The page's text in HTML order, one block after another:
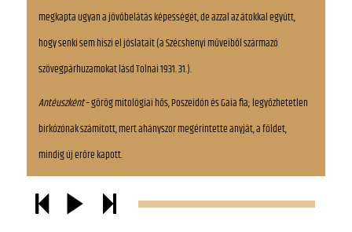
megkapta ugyan a jövőbelátás képességét, de azzal az átokkal együtt,
hogy senki sem hiszi el jóslatait (a Szécshenyi műveiből származó
szövegpárhuzamokat lásd Tolnai 1931. 31.).
Antéuszként– görög mitológiai hős, Poszeidón és Gaia fia; legyőzhetetlen
birkózónak számított, mert ahányszor megérintette anyját, a földet,
mindig új erőre kapott.
ben ő készítette el a nyomtatásban megjelent versenyszabályzatot is. Az